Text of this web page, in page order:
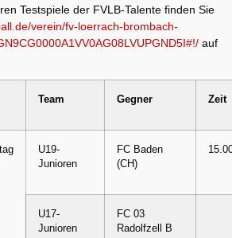
Testspiele der FVLB-Talente finden Sie
verein/fv-loerrach-brombach-
auf
Team Gegner Zeit
U19-
Junioren
FC Baden
(CH)
U17-
Junioren
FC 03
Radolfzell B